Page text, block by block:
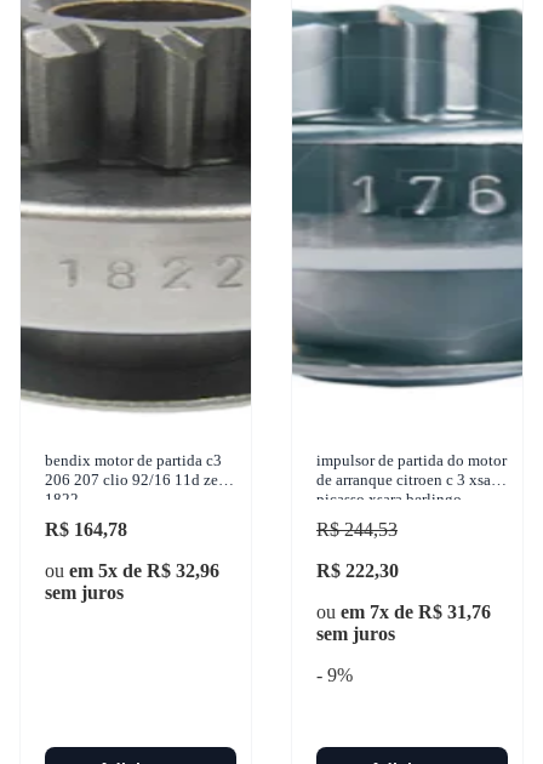
bendix motor de partida c3
206 207 clio 92/16 11d zen
1822
R$ 164,78
ou em 5x de R$ 32,96
sem juros
impulsor de partida do motor
de arranque citroen c 3 xsara
picasso xsara berlingo
renault kangoo 1998-2015
zen - 1763
R$ 244,53
R$ 222,30
ou em 7x de R$ 31,76
sem juros
- 9%